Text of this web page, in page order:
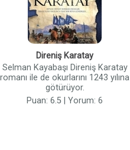
Direniş Karatay
Selman Kayabaşı Direniş Karatay
romanı ile de okurlarını 1243 yılına
götürüyor.
Puan: 6.5 | Yorum: 6